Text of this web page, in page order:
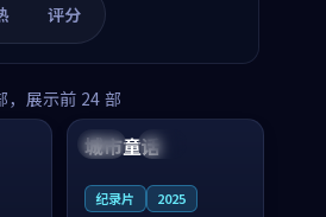
评分
，展示前 24 部
美国 院线
城市童话
纪录片 2025